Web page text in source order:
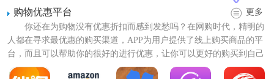
购物优惠平台
更多
你还在为购物没有优惠折扣而感到发愁吗？在网购时代，精明的
人都在寻求最优惠的购买渠道，APP为用户提供了线上购买商品的平
台，而且可以帮助你的很好的进行优惠，让你可以更好的购买到自己
喜欢的商品，都是物超所...